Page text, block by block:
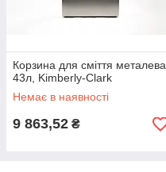
Корзина для сміття металева
43л, Kimberly-Clark
Немає в наявності
9 863,52 ₴